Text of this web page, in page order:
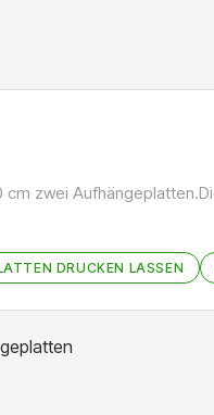
zwei
DRUCKEN LASSEN